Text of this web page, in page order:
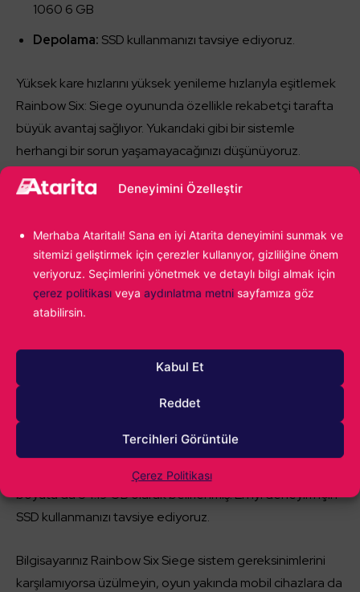
Deneyimini Özelleştir
Merhaba Ataritalı! Sana en iyi Atarita deneyimini sunmak ve
sitemizi geliştirmek için çerezler kullanıyor, gizliliğine önem
veriyoruz. Seçimlerini yönetmek ve detaylı bilgi almak için
çerez politikası veya aydınlatma metni sayfamıza göz
atabilirsin.
Kabul Et
Reddet
Tercihleri Görüntüle
Çerez Politikası
1060 6 GB
Depolama: SSD kullanmanızı tavsiye ediyoruz.
Yüksek kare hızlarını yüksek yenileme hızlarıyla eşitlemek
Rainbow Six: Siege oyununda özellikle rekabetçi tarafta
büyük avantaj sağlıyor. Yukarıdaki gibi bir sistemle
herhangi bir sorun yaşamayacağınızı düşünüyoruz.
pazarlama çerezlerini kabul etmek ve bu
içeriği etkinleştirmek için tıklayın
Rainbow Six Siege kaç GB?
Oyunun sistem gereksinimlerine göre bilgisayarınızda
bulunması gerekiyor. Oyunun indirme
boyutu da 54.19 GB olarak belirlenmiş. En iyi deneyim için
SSD kullanmanızı tavsiye ediyoruz.
Bilgisayarınız Rainbow Six Siege sistem gereksinimlerini
karşılamıyorsa üzülmeyin, oyun yakında mobil cihazlara da